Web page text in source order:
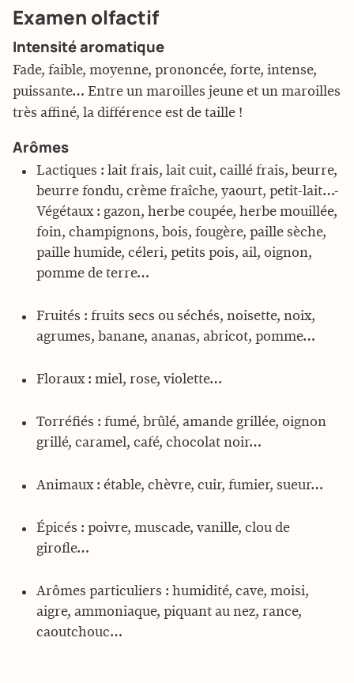
Examen olfactif
Intensité aromatique
Fade, faible, moyenne, prononcée, forte, intense,
puissante… Entre un maroilles jeune et un maroilles
très affiné, la différence est de taille !
Arômes
Lactiques : lait frais, lait cuit, caillé frais, beurre,
beurre fondu, crème fraîche, yaourt, petit-lait…-
Végétaux : gazon, herbe coupée, herbe mouillée,
foin, champignons, bois, fougère, paille sèche,
paille humide, céleri, petits pois, ail, oignon,
pomme de terre…
Fruités : fruits secs ou séchés, noisette, noix,
agrumes, banane, ananas, abricot, pomme…
Floraux : miel, rose, violette…
Torréfiés : fumé, brûlé, amande grillée, oignon
grillé, caramel, café, chocolat noir…
Animaux : étable, chèvre, cuir, fumier, sueur…
Épicés : poivre, muscade, vanille, clou de
girofle…
Arômes particuliers : humidité, cave, moisi,
aigre, ammoniaque, piquant au nez, rance,
caoutchouc…